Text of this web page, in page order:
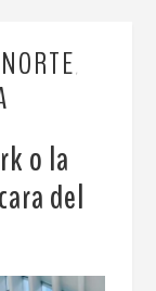
o la
del